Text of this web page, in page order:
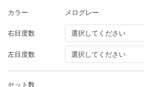
カラー
右目度数
左目度数
セット数